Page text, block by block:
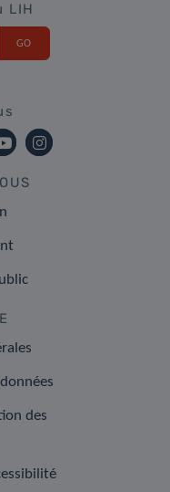
LIH
des